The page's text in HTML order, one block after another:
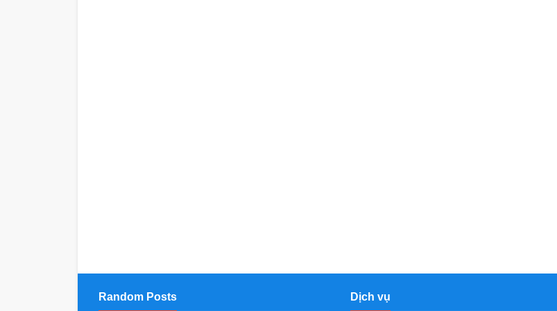
Random Posts Dịch vụ